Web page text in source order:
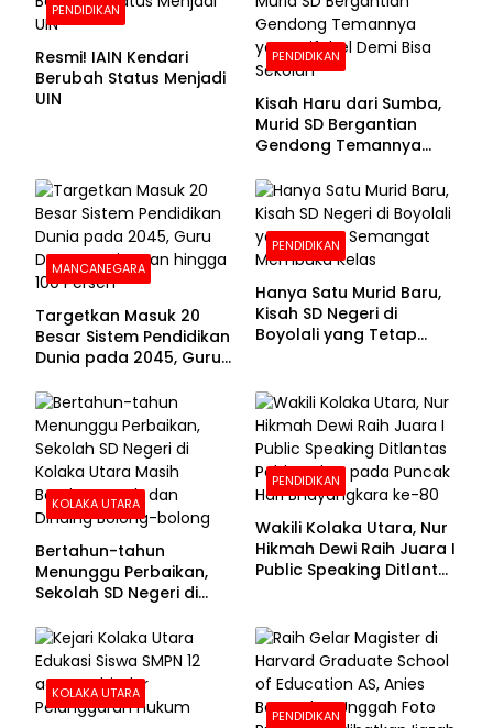
PENDIDIKAN
Resmi! IAIN Kendari
Berubah Status Menjadi
UIN
PENDIDIKAN
Kisah Haru dari Sumba,
Murid SD Bergantian
Gendong Temannya
Sekolah
MANCANEGARA
Targetkan Masuk 20
Besar Sistem Pendidikan
Dunia pada 2045, Guru
100 Persen
PENDIDIKAN
Hanya Satu Murid Baru,
Kisah SD Negeri di
Boyolali yang Tetap
KOLAKA UTARA
Bertahun-tahun
Menunggu Perbaikan,
Sekolah SD Negeri di
Beralas Tanah dan
Dinding Bolong-bolong
PENDIDIKAN
Wakili Kolaka Utara, Nur
Hikmah Dewi Raih Juara I
Public Speaking Ditlantas
Bhayangkara ke-80
KOLAKA UTARA
PENDIDIKAN